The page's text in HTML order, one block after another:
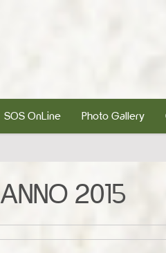
SOS OnLine Photo Gallery
ANNO 2015